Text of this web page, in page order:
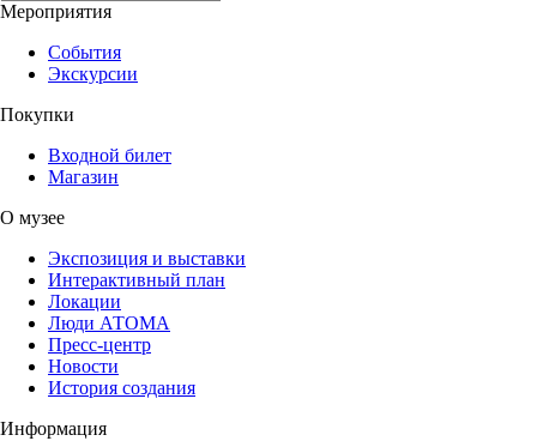
Мероприятия
События
Экскурсии
Покупки
Входной билет
Магазин
О музее
Экспозиция и выставки
Интерактивный план
Локации
Люди АТОМА
Пресс-центр
Новости
История создания
Информация